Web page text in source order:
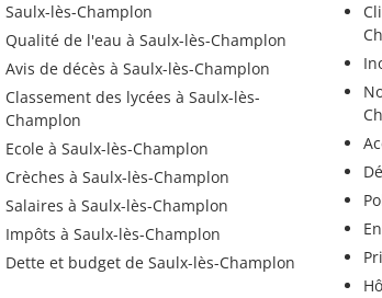
Saulx-lès-Champlon
Qualité de l'eau à Saulx-lès-Champlon
Avis de décès à Saulx-lès-Champlon
Classement des lycées à Saulx-lès-
Champlon
Ecole à Saulx-lès-Champlon
Crèches à Saulx-lès-Champlon
Salaires à Saulx-lès-Champlon
Impôts à Saulx-lès-Champlon
Dette et budget de Saulx-lès-Champlon